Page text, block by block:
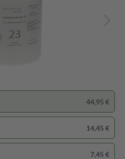
44,95 €
14,45 €
7,45 €